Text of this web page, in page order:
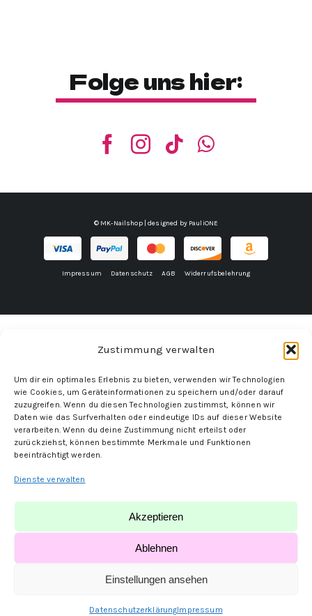
Zustimmung verwalten
Um dir ein optimales Erlebnis zu bieten, verwenden wir Technologien
wie Cookies, um Geräteinformationen zu speichern und/oder darauf
zuzugreifen. Wenn du diesen Technologien zustimmst, können wir
Daten wie das Surfverhalten oder eindeutige IDs auf dieser Website
verarbeiten. Wenn du deine Zustimmung nicht erteilst oder
zurückziehst, können bestimmte Merkmale und Funktionen
beeinträchtigt werden.
Dienste verwalten
Akzeptieren
Ablehnen
Einstellungen ansehen
DatenschutzerklärungImpressum
Folge uns hier:
© MK-Nailshop | designed by PauliONE
Impressum Datenschutz AGB Widerrufsbelehrung